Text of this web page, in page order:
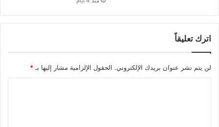
اترك تعليقاً
لن يتم نشر عنوان بريدك الإلكتروني. الحقول الإلزامية مشار إليها بـ *